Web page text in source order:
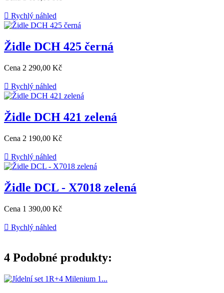
 Rychlý náhled
Židle DCH 425 černá
Cena 2 290,00 Kč
 Rychlý náhled
Židle DCH 421 zelená
Cena 2 190,00 Kč
 Rychlý náhled
Židle DCL - X7018 zelená
Cena 1 390,00 Kč
 Rychlý náhled
4 Podobné produkty: